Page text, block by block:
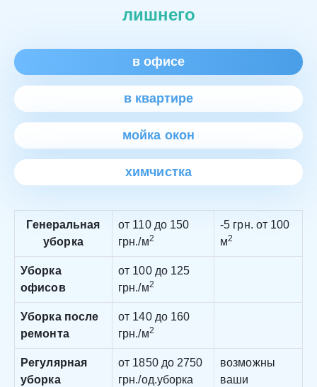
лишнего
в офисе
в квартире
мойка окон
химчистка
Генеральная
уборка
от 110 до 150
грн./м2
-5 грн. от 100
м2
Уборка
офисов
от 100 до 125
грн./м2
Уборка после
ремонта
от 140 до 160
грн./м2
Регулярная
уборка
от 1850 до 2750
грн./од.уборка
возможны
ваши